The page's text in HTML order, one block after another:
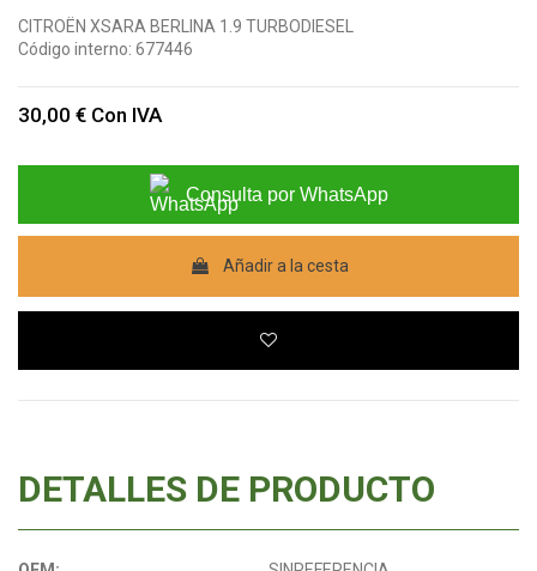
CITROËN XSARA BERLINA 1.9 TURBODIESEL
Código interno: 677446
30,00 € Con IVA
Consulta por WhatsApp
Añadir a la cesta
DETALLES DE PRODUCTO